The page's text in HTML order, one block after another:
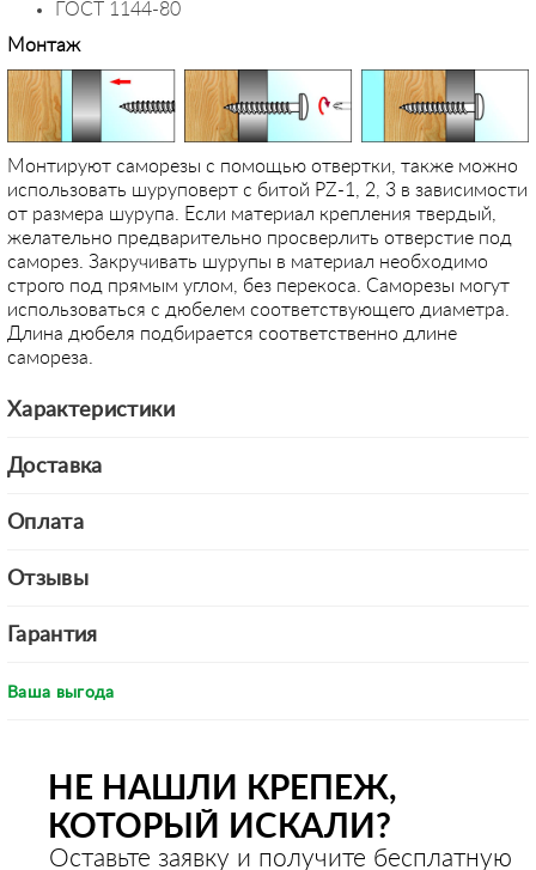
ГОСТ 1144-80
Монтаж
Монтируют саморезы с помощью отвертки, также можно
использовать шуруповерт с битой PZ-1, 2, 3 в зависимости
от размера шурупа. Если материал крепления твердый,
желательно предварительно просверлить отверстие под
саморез. Закручивать шурупы в материал необходимо
строго под прямым углом, без перекоса. Саморезы могут
использоваться с дюбелем соответствующего диаметра.
Длина дюбеля подбирается соответственно длине
самореза.
Характеристики
Доставка
Оплата
Отзывы
Гарантия
Ваша выгода
НЕ НАШЛИ КРЕПЕЖ,
КОТОРЫЙ ИСКАЛИ?
Оставьте заявку и получите бесплатную